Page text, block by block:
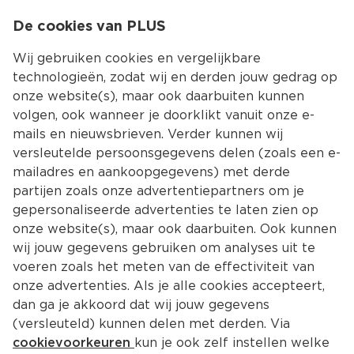
Kies jouw
Terug Producten
De cookies van PLUS
Wij gebruiken cookies en vergelijkbare
technologieën, zodat wij en derden jouw gedrag op
onze website(s), maar ook daarbuiten kunnen
volgen, ook wanneer je doorklikt vanuit onze e-
mails en nieuwsbrieven. Verder kunnen wij
versleutelde persoonsgegevens delen (zoals een e-
mailadres en aankoopgegevens) met derde
partijen zoals onze advertentiepartners om je
gepersonaliseerde advertenties te laten zien op
onze website(s), maar ook daarbuiten. Ook kunnen
wij jouw gegevens gebruiken om analyses uit te
voeren zoals het meten van de effectiviteit van
onze advertenties. Als je alle cookies accepteert,
dan ga je akkoord dat wij jouw gegevens
(versleuteld) kunnen delen met derden. Via
cookievoorkeuren kun je ook zelf instellen welke